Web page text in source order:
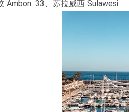
Ambon 33、苏拉威西 Sulawesi